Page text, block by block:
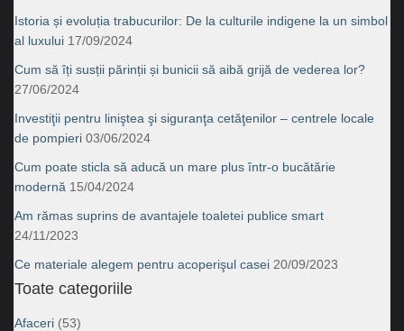
Istoria și evoluția trabucurilor: De la culturile indigene la un simbol
al luxului 17/09/2024
Cum să îți susții părinții și bunicii să aibă grijă de vederea lor?
27/06/2024
Investiţii pentru liniştea şi siguranţa cetăţenilor – centrele locale
de pompieri 03/06/2024
Cum poate sticla să aducă un mare plus într-o bucătărie
modernă 15/04/2024
Am rămas suprins de avantajele toaletei publice smart
24/11/2023
Ce materiale alegem pentru acoperişul casei 20/09/2023
Toate categoriile
Afaceri (53)